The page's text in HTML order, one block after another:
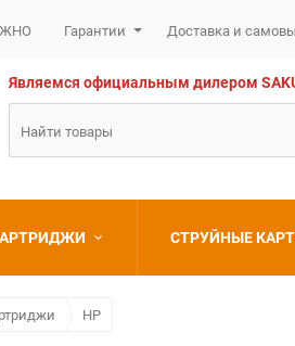
Гарантии Доставка и
Являемся официальным дилером
СТРУЙНЫЕ
HP